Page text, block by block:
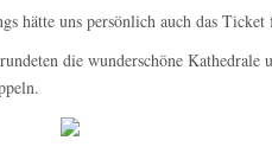
hätte uns persönlich auch das
die wunderschöne Kathedrale